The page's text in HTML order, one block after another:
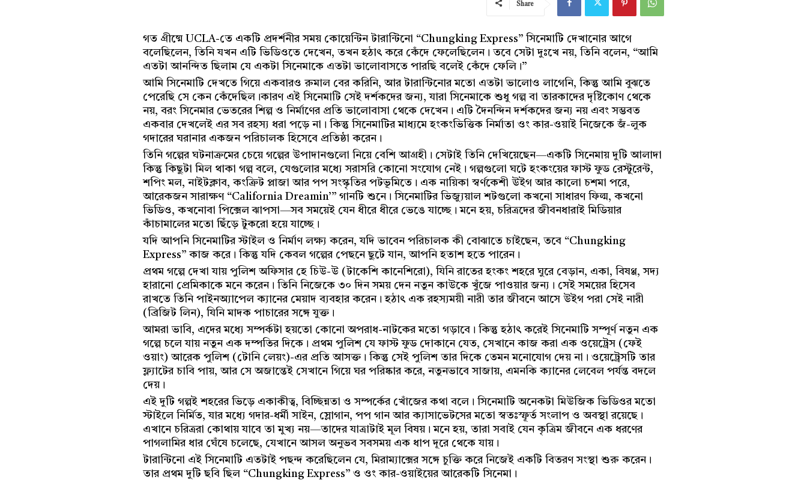
Share
গত গ্রীষ্মে UCLA-তে একটি প্রদর্শনীর সময় কোয়েন্টিন টারান্টিনো “Chungking Express” সিনেমাটি দেখানোর আগে
বলেছিলেন, তিনি যখন এটি ভিডিওতে দেখেন, তখন হঠাৎ করে কেঁদে ফেলেছিলেন। তবে সেটা দুঃখে নয়, তিনি বলেন, “আমি
এতটা আনন্দিত ছিলাম যে একটা সিনেমাকে এতটা ভালোবাসতে পারছি বলেই কেঁদে ফেলি।”
আমি সিনেমাটি দেখতে গিয়ে একবারও রুমাল বের করিনি, আর টারান্টিনোর মতো এতটা ভালোও লাগেনি, কিন্তু আমি বুঝতে
পেরেছি সে কেন কেঁদেছিল।কারণ এই সিনেমাটি সেই দর্শকদের জন্য, যারা সিনেমাকে শুধু গল্প বা তারকাদের দৃষ্টিকোণ থেকে
নয়, বরং সিনেমার ভেতরের শিল্প ও নির্মাণের প্রতি ভালোবাসা থেকে দেখেন। এটি দৈনন্দিন দর্শকদের জন্য নয় এবং সম্ভবত
একবার দেখলেই এর সব রহস্য ধরা পড়ে না। কিন্তু সিনেমাটির মাধ্যমে হংকংভিত্তিক নির্মাতা ওং কার-ওয়াই নিজেকে জঁ-লুক
গদারের ঘরানার একজন পরিচালক হিসেবে প্রতিষ্ঠা করেন।
তিনি গল্পের ঘটনাক্রমের চেয়ে গল্পের উপাদানগুলো নিয়ে বেশি আগ্রহী। সেটাই তিনি দেখিয়েছেন—একটি সিনেমায় দুটি আলাদা
কিন্তু কিছুটা মিল থাকা গল্প বলে, যেগুলোর মধ্যে সরাসরি কোনো সংযোগ নেই। গল্পগুলো ঘটে হংকংয়ের ফাস্ট ফুড রেস্টুরেন্ট,
শপিং মল, নাইটক্লাব, কংক্রিট প্লাজা আর পপ সংস্কৃতির পটভূমিতে। এক নায়িকা স্বর্ণকেশী উইগ আর কালো চশমা পরে,
আরেকজন সারাক্ষণ “California Dreamin’” গানটি শুনে। সিনেমাটির ভিজ্যুয়াল শটগুলো কখনো সাধারণ ফিল্ম, কখনো
ভিডিও, কখনোবা পিক্সেল ঝাপসা—সব সময়েই যেন ধীরে ধীরে ভেঙে যাচ্ছে। মনে হয়, চরিত্রদের জীবনধারাই মিডিয়ার
কাঁচামালের মতো ছিঁড়ে টুকরো হয়ে যাচ্ছে।
যদি আপনি সিনেমাটির স্টাইল ও নির্মাণ লক্ষ্য করেন, যদি ভাবেন পরিচালক কী বোঝাতে চাইছেন, তবে “Chungking
Express” কাজ করে। কিন্তু যদি কেবল গল্পের পেছনে ছুটে যান, আপনি হতাশ হতে পারেন।
প্রথম গল্পে দেখা যায় পুলিশ অফিসার হে চিউ-উ (টাকেশি কানেশিরো), যিনি রাতের হংকং শহরে ঘুরে বেড়ান, একা, বিষণ্ণ, সদ্য
হারানো প্রেমিকাকে মনে করেন। তিনি নিজেকে ৩০ দিন সময় দেন নতুন কাউকে খুঁজে পাওয়ার জন্য। সেই সময়ের হিসেব
রাখতে তিনি পাইনঅ্যাপেল ক্যানের মেয়াদ ব্যবহার করেন। হঠাৎ এক রহস্যময়ী নারী তার জীবনে আসে উইগ পরা সেই নারী
(ব্রিজিট লিন), যিনি মাদক পাচারের সঙ্গে যুক্ত।
আমরা ভাবি, এদের মধ্যে সম্পর্কটা হয়তো কোনো অপরাধ-নাটকের মতো গড়াবে। কিন্তু হঠাৎ করেই সিনেমাটি সম্পূর্ণ নতুন এক
গল্পে চলে যায় নতুন এক দম্পতির দিকে। প্রথম পুলিশ যে ফাস্ট ফুড দোকানে যেত, সেখানে কাজ করা এক ওয়েট্রেস (ফেই
ওয়াং) আরেক পুলিশ (টোনি লেয়ং)-এর প্রতি আসক্ত। কিন্তু সেই পুলিশ তার দিকে তেমন মনোযোগ দেয় না। ওয়েট্রেসটি তার
ফ্ল্যাটের চাবি পায়, আর সে অজান্তেই সেখানে গিয়ে ঘর পরিষ্কার করে, নতুনভাবে সাজায়, এমনকি ক্যানের লেবেল পর্যন্ত বদলে
দেয়।
এই দুটি গল্পই শহরের ভিড়ে একাকীত্ব, বিচ্ছিন্নতা ও সম্পর্কের খোঁজের কথা বলে। সিনেমাটি অনেকটা মিউজিক ভিডিওর মতো
স্টাইলে নির্মিত, যার মধ্যে গদার-ধর্মী সাইন, স্লোগান, পপ গান আর ক্যাসাভেটসের মতো স্বতঃস্ফূর্ত সংলাপ ও অবস্থা রয়েছে।
এখানে চরিত্ররা কোথায় যাবে তা মুখ্য নয়—তাদের যাত্রাটাই মূল বিষয়। মনে হয়, তারা সবাই যেন কৃত্রিম জীবনে এক ধরণের
পাগলামির ধার ঘেঁষে চলেছে, যেখানে আসল অনুভব সবসময় এক ধাপ দূরে থেকে যায়।
টারান্টিনো এই সিনেমাটি এতটাই পছন্দ করেছিলেন যে, মিরাম্যাক্সের সঙ্গে চুক্তি করে নিজেই একটি বিতরণ সংস্থা শুরু করেন।
তার প্রথম দুটি ছবি ছিল “Chungking Express” ও ওং কার-ওয়াইয়ের আরেকটি সিনেমা।